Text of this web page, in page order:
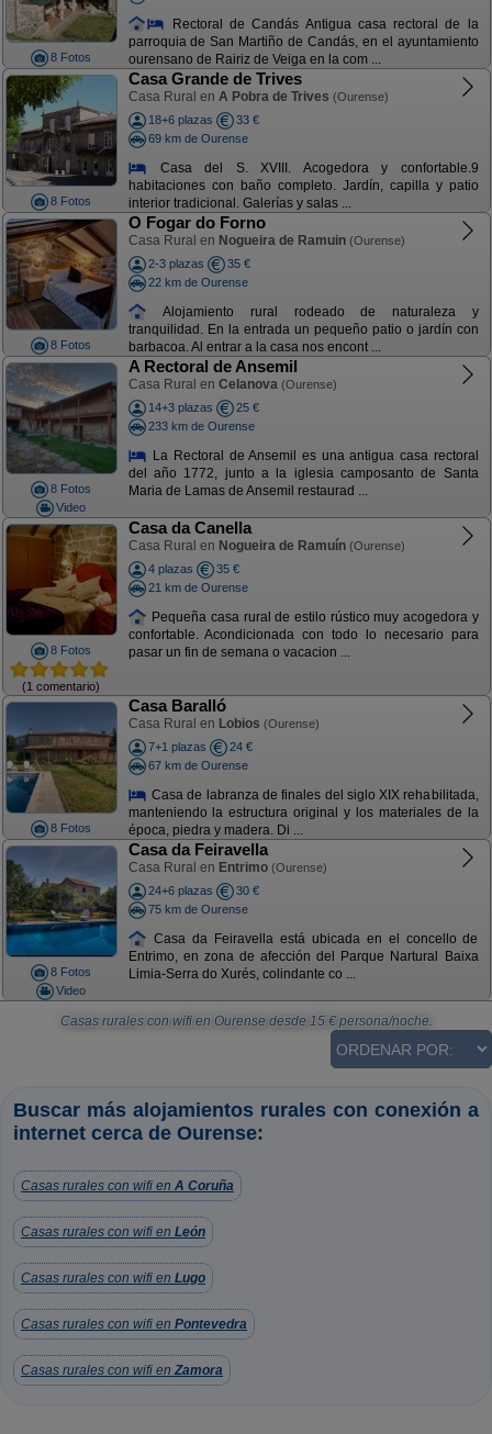
8 Fotos
Rectoral de Candás Antigua casa rectoral de la
parroquia de San Martiño de Candás, en el ayuntamiento
ourensano de Rairiz de Veiga en la com ...
8 Fotos
Casa Grande de Trives
Casa Rural en A Pobra de Trives (Ourense)
18+6 plazas
33 €
69 km de Ourense
Casa del S. XVIII. Acogedora y confortable.9
habitaciones con baño completo. Jardín, capilla y patio
interior tradicional. Galerías y salas ...
8 Fotos
O Fogar do Forno
Casa Rural en Nogueira de Ramuin (Ourense)
2-3 plazas
35 €
22 km de Ourense
Alojamiento rural rodeado de naturaleza y
tranquilidad. En la entrada un pequeño patio o jardín con
barbacoa. Al entrar a la casa nos encont ...
8 Fotos
Video
A Rectoral de Ansemil
Casa Rural en Celanova (Ourense)
14+3 plazas
25 €
233 km de Ourense
La Rectoral de Ansemil es una antigua casa rectoral
del año 1772, junto a la iglesia camposanto de Santa
Maria de Lamas de Ansemil restaurad ...
8 Fotos
(1 comentario)
Casa da Canella
Casa Rural en Nogueira de Ramuín (Ourense)
4 plazas
35 €
21 km de Ourense
Pequeña casa rural de estilo rústico muy acogedora y
confortable. Acondicionada con todo lo necesario para
pasar un fin de semana o vacacion ...
8 Fotos
Casa Baralló
Casa Rural en Lobios (Ourense)
7+1 plazas
24 €
67 km de Ourense
Casa de labranza de finales del siglo XIX rehabilitada,
manteniendo la estructura original y los materiales de la
época, piedra y madera. Di ...
8 Fotos
Video
Casa da Feiravella
Casa Rural en Entrimo (Ourense)
24+6 plazas
30 €
75 km de Ourense
Casa da Feiravella está ubicada en el concello de
Entrimo, en zona de afección del Parque Nartural Baixa
Limia-Serra do Xurés, colindante co ...
Casas rurales con wifi en Ourense desde 15€ persona/noche.
Buscar más alojamientos rurales con conexión a
internet cerca de Ourense:
Casas rurales con wifi en A Coruña
Casas rurales con wifi en León
Casas rurales con wifi en Lugo
Casas rurales con wifi en Pontevedra
Casas rurales con wifi en Zamora